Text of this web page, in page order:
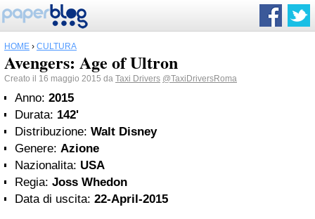
HOME › CULTURA
Avengers: Age of Ultron
Creato il 16 maggio 2015 da Taxi Drivers @TaxiDriversRoma
Anno: 2015
Durata: 142'
Distribuzione: Walt Disney
Genere: Azione
Nazionalita: USA
Regia: Joss Whedon
Data di uscita: 22-April-2015